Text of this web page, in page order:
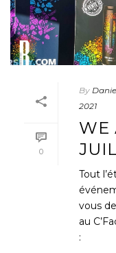
0
By
2021
WE
Tout
vous
au
: